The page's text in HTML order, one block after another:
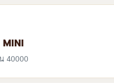
40000